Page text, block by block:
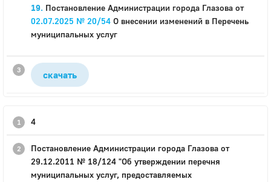
Постановление Администрации города Глазова от
02.07.2025 № 20/54 О внесении изменений в Перечень
муниципальных услуг
скачать
4
Постановление Администрации города Глазова от
29.12.2011 № 18/124 "Об утверждении перечня
муниципальных услуг, предоставляемых